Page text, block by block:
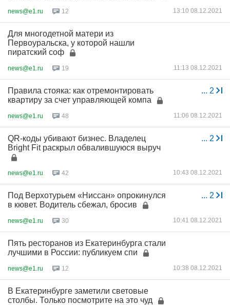
news@e1.ru 12 13:10 08.12.2021
Для многодетной матери из
Первоуральска, у которой нашли
пиратский соф
news@e1.ru 19 11:13 08.12.2021
... 2
Правила стояка: как отремонтировать
квартиру за счет управляющей компа
news@e1.ru 48 11:06 08.12.2021
... 2
QR-коды убивают бизнес. Владелец
Bright Fit раскрыл обвалившуюся выруч
news@e1.ru 42 10:43 08.12.2021
... 2
Под Верхотурьем «Ниссан» опрокинулся
в кювет. Водитель сбежал, бросив
news@e1.ru 30 10:41 08.12.2021
Пять ресторанов из Екатеринбурга стали
лучшими в России: публикуем спи
news@e1.ru 12 10:38 08.12.2021
В Екатеринбурге заметили световые
столбы. Только посмотрите на это чуд